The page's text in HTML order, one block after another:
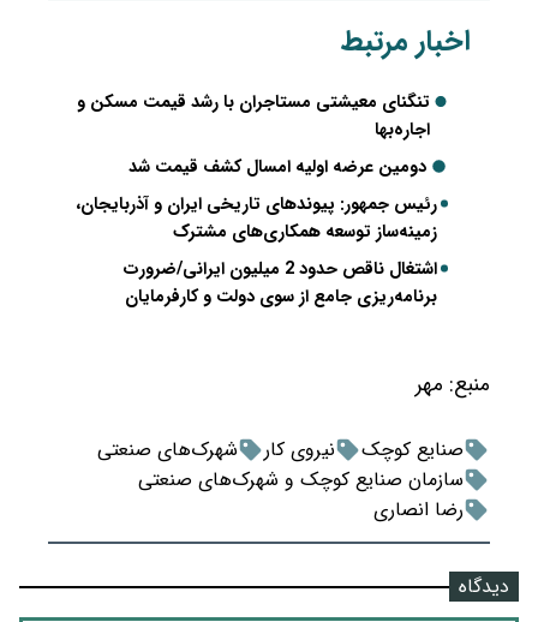
اخبار مرتبط
تنگنای معیشتی مستاجران با رشد قیمت مسکن و
اجاره‌بها
دومین عرضه اولیه امسال کشف قیمت شد
رئیس جمهور: پیوندهای تاریخی ایران و آذربایجان،
زمینه‌ساز توسعه همکاری‌های مشترک
اشتغال ناقص حدود 2 میلیون ایرانی/ضرورت
برنامه‌ریزی جامع از سوی دولت و کارفرمایان
منبع: مهر
صنایع کوچک نیروی کار
شهرک‌های صنعتی
سازمان صنایع کوچک و شهرک‌های صنعتی
رضا انصاری
دیدگاه